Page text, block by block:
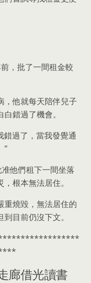
，批了一間租金較
，他就每天陪伴兒子
錯過了機會。
錯過了，當我發覺通
”
他們租下一間坐落
根本無法居住。
重燒毀，無法居住的
目前仍沒下文。
廊借光讀書